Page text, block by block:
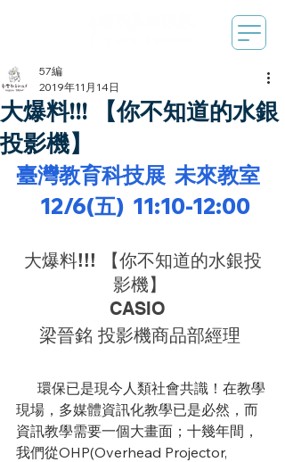
大爆料!!! 【你不知道的水銀
投影機】
57編
2019年11月14日
臺灣教育科技展  未來教室
12/6(五) 11:10-12:00
大爆料!!! 【你不知道的水銀投
影機】
CASIO
梁晉銘 投影機商品部經理
現場，多媒體資訊化教學已是必然，而
資訊教學需要一個大畫面；十幾年間，
我們從OHP(Overhead Projector,